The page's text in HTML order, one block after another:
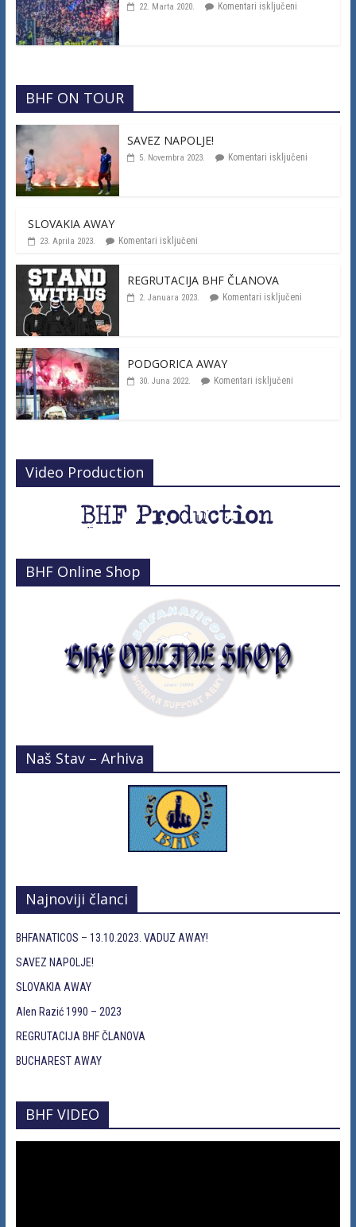
22. Marta 2020. Komentari isključeni
BHF ON TOUR
SAVEZ NAPOLJE!
5. Novembra 2023. Komentari isključeni
SLOVAKIA AWAY
23. Aprila 2023. Komentari isključeni
REGRUTACIJA BHF ČLANOVA
2. Januara 2023. Komentari isključeni
PODGORICA AWAY
30. Juna 2022. Komentari isključeni
Video Production
BHF Online Shop
Naš Stav – Arhiva
Najnoviji članci
BHFANATICOS – 13.10.2023. VADUZ AWAY!
SAVEZ NAPOLJE!
SLOVAKIA AWAY
Alen Razić 1990 – 2023
REGRUTACIJA BHF ČLANOVA
BUCHAREST AWAY
BHF VIDEO